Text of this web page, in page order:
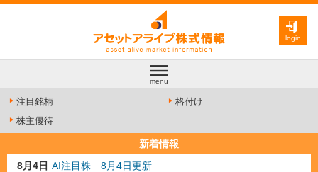
login
menu
注目銘柄
格付け
株主優待
新着情報
8月4日 AI注目株 8月4日更新